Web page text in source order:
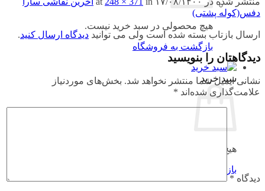
هیچ محصولی در سبد خرید نیست.
بازگشت به فروشگاه
سبد خرید
هیچ محصولی در سبد خرید نیست.
بازگشت به فروشگاه
دفس(کوله پشتی)
ارسال بازتاب بسته شده است ولی می توانید دیدگاه ارسال کنید.
دیدگاهتان را بنویسید
نشانی ایمیل شما منتشر نخواهد شد. بخش‌های موردنیاز
علامت‌گذاری شده‌اند *
دیدگاه *